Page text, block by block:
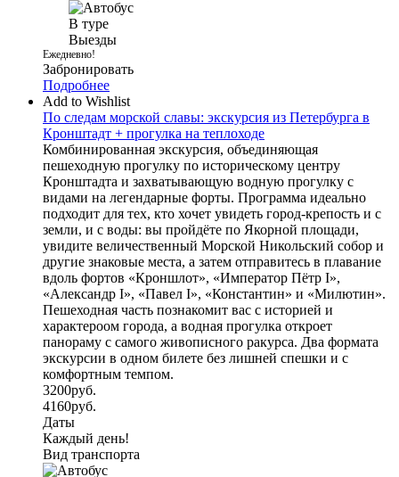
В туре
Выезды
Ежедневно!
Забронировать
Подробнее
Add to Wishlist
По следам морской славы: экскурсия из Петербурга в
Кронштадт + прогулка на теплоходе
Комбинированная экскурсия, объединяющая
пешеходную прогулку по историческому центру
Кронштадта и захватывающую водную прогулку с
видами на легендарные форты. Программа идеально
подходит для тех, кто хочет увидеть город-крепость и с
земли, и с воды: вы пройдёте по Якорной площади,
увидите величественный Морской Никольский собор и
другие знаковые места, а затем отправитесь в плавание
вдоль фортов «Кроншлот», «Император Пётр I»,
«Александр I», «Павел I», «Константин» и «Милютин».
Пешеходная часть познакомит вас с историей и
характероом города, а водная прогулка откроет
панораму с самого живописного ракурса. Два формата
экскурсии в одном билете без лишней спешки и с
комфортным темпом.
3200руб.
4160руб.
Даты
Каждый день!
Вид транспорта